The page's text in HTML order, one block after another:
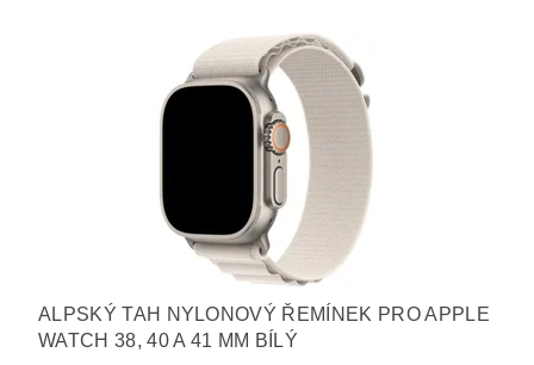
ALPSKÝ TAH NYLONOVÝ ŘEMÍNEK PRO APPLE
WATCH 38, 40 A 41 MM BÍLÝ